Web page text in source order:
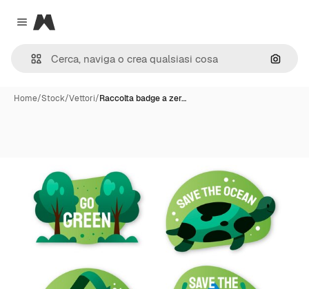
Close menu
Magnific
Cerca
Home/Stock/Vettori/Raccolta badge a zer…